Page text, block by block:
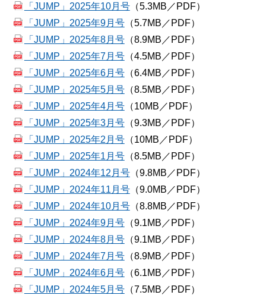
「JUMP」2025年10月号（5.3MB／PDF）
「JUMP」2025年9月号（5.7MB／PDF）
「JUMP」2025年8月号（8.9MB／PDF）
「JUMP」2025年7月号（4.5MB／PDF）
「JUMP」2025年6月号（6.4MB／PDF）
「JUMP」2025年5月号（8.5MB／PDF）
「JUMP」2025年4月号（10MB／PDF）
「JUMP」2025年3月号（9.3MB／PDF）
「JUMP」2025年2月号（10MB／PDF）
「JUMP」2025年1月号（8.5MB／PDF）
「JUMP」2024年12月号（9.8MB／PDF）
「JUMP」2024年11月号（9.0MB／PDF）
「JUMP」2024年10月号（8.8MB／PDF）
「JUMP」2024年9月号（9.1MB／PDF）
「JUMP」2024年8月号（9.1MB／PDF）
「JUMP」2024年7月号（8.9MB／PDF）
「JUMP」2024年6月号（6.1MB／PDF）
「JUMP」2024年5月号（7.5MB／PDF）